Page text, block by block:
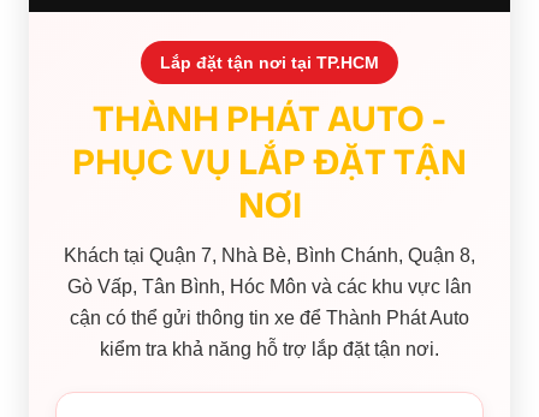
Lắp đặt tận nơi tại TP.HCM
THÀNH PHÁT AUTO -
PHỤC VỤ LẮP ĐẶT TẬN
NƠI
Khách tại Quận 7, Nhà Bè, Bình Chánh, Quận 8,
Gò Vấp, Tân Bình, Hóc Môn và các khu vực lân
cận có thể gửi thông tin xe để Thành Phát Auto
kiểm tra khả năng hỗ trợ lắp đặt tận nơi.